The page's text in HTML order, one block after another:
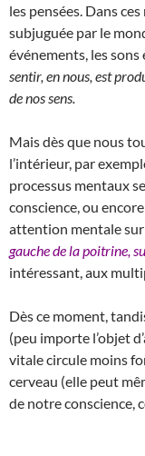
les pensées. Dans
subjuguée par le
événements, les sons
sentir, en nous, est
de nos sens.
Mais dès que nous
l’intérieur, par
processus mentaux
conscience, ou
attention mentale sur
gauche de la poitrine,
intéressant, aux
Dès ce moment,
(peu importe l’objet
vitale circule moins
cerveau (elle peut
de notre conscience,